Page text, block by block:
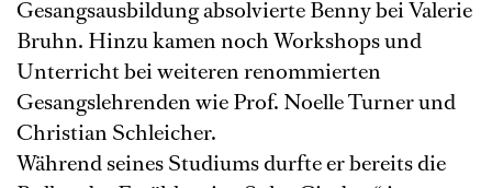
Gesangsausbildung absolvierte Benny bei Valerie
Bruhn. Hinzu kamen noch Workshops und
Unterricht bei weiteren renommierten
Gesangslehrenden wie Prof. Noelle Turner und
Christian Schleicher.
Während seines Studiums durfte er bereits die